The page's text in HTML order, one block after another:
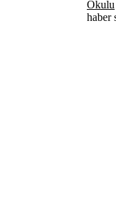
Okulu
haber